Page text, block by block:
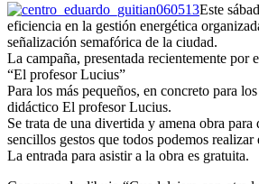
Este
eficiencia en la gestión energética
señalización semafórica de la ciudad.
La campaña, presentada recientemente
“El profesor Lucius”
Para los más pequeños, en concreto para
didáctico El profesor Lucius.
Se trata de una divertida y amena obra
sencillos gestos que todos podemos
La entrada para asistir a la obra es gratuita.